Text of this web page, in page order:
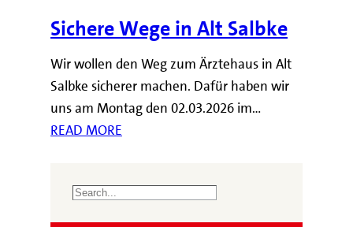
Sichere Wege in Alt Salbke
Wir wollen den Weg zum Ärztehaus in Alt
Salbke sicherer machen. Dafür haben wir
uns am Montag den 02.03.2026 im…
READ MORE
S